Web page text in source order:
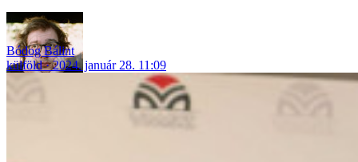
Bódog Bálint
külföld
2024. január 28. 11:09